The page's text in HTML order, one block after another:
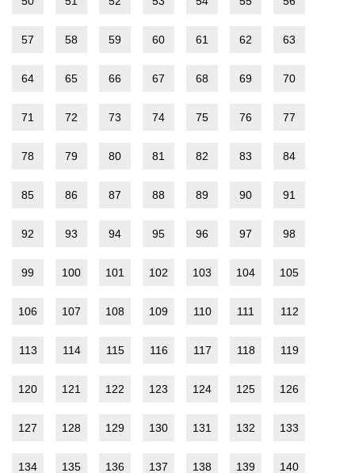
57 58 59 60 61 62 63
64 65 66 67 68 69 70
71 72 73 74 75 76 77
78 79 80 81 82 83 84
85 86 87 88 89 90 91
92 93 94 95 96 97 98
99 100 101 102 103 104 105
106 107 108 109 110 111 112
113 114 115 116 117 118 119
120 121 122 123 124 125 126
127 128 129 130 131 132 133
134 135 136 137 138 139 140